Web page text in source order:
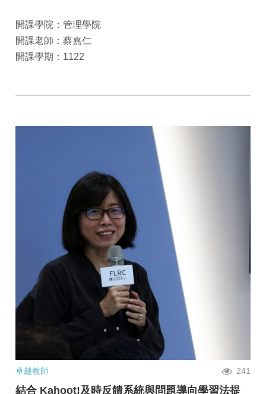
開課學院：管理學院
開課老師：蔡嘉仁
開課學期：1122
卓越教師 241
結合 Kahoot!及時反饋系統與問題導向學習法提